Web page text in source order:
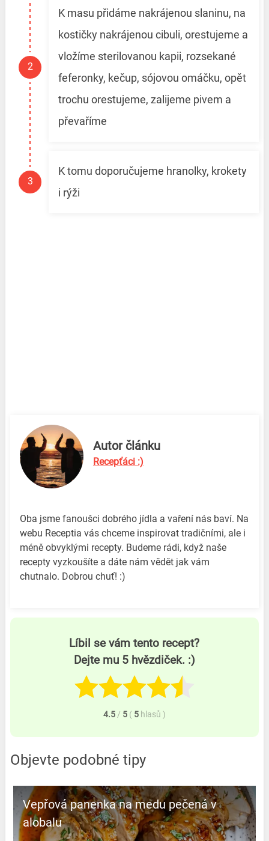
K masu přidáme nakrájenou slaninu, na
kostičky nakrájenou cibuli, orestujeme a
vložíme sterilovanou kapii, rozsekané
feferonky, kečup, sójovou omáčku, opět
trochu orestujeme, zalijeme pivem a
převaříme
K tomu doporučujeme hranolky, krokety
i rýži
Autor článku
Recepťáci :)
Oba jsme fanoušci dobrého jídla a vaření nás baví. Na
webu Receptia vás chceme inspirovat tradičními, ale i
méně obvyklými recepty. Budeme rádi, když naše
recepty vyzkoušíte a dáte nám vědět jak vám
chutnalo. Dobrou chuť! :)
Líbil se vám tento recept?
Dejte mu 5 hvězdiček. :)
4.5 / 5 ( 5 hlasů )
Objevte podobné tipy
Vepřová panenka na medu pečená v
alobalu